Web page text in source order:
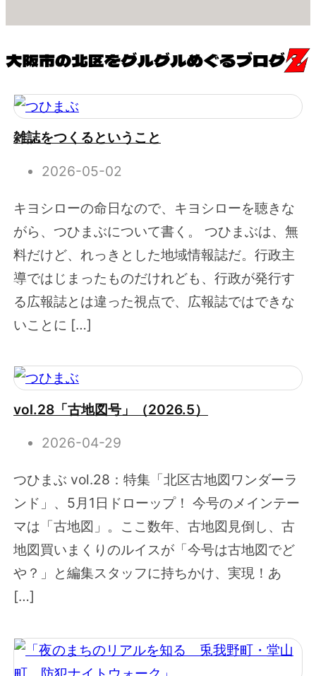
雑誌をつくるということ
2026-05-02
キヨシローの命日なので、キヨシローを聴きな
がら、つひまぶについて書く。 つひまぶは、無
料だけど、れっきとした地域情報誌だ。行政主
導ではじまったものだけれども、行政が発行す
る広報誌とは違った視点で、広報誌ではできな
いことに […]
vol.28「古地図号」（2026.5）
2026-04-29
つひまぶ vol.28：特集「北区古地図ワンダーラ
ンド」、5月1日ドローップ！ 今号のメインテー
マは「古地図」。ここ数年、古地図見倒し、古
地図買いまくりのルイスが「今号は古地図でど
や？」と編集スタッフに持ちかけ、実現！あ
[…]